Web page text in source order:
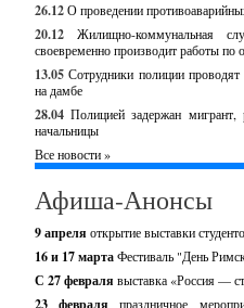
26.12О проведении
20.12
Жилищно-коммунальная
своевременно производит работы по
13.05 Сотрудники полиции
на дамбе
28.04 Полицией задержан
начальницы
Все новости »
Афиша-Анонсы
9 апреля открытие выставки
16 и 17 мартаФестиваль "День
С 27 февраля выставка «Россия —
23 февраляпраздничное